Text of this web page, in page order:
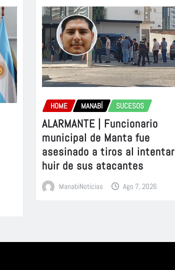
HOME MANABÍ SUCESOS
ALARMANTE | Funcionario
municipal de Manta fue
asesinado a tiros al intentar
huir de sus atacantes
ManabiNoticias Ago 7, 2026